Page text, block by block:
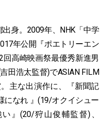
身。2009年、NHK「中学
年公開『ポエトリーエン
高崎映画祭最優秀新進男
田浩太監督)でASIAN FILM
。主な出演作に、『新聞記
になれ 』(19/オクイシュー
』(20/狩山俊輔監督)、